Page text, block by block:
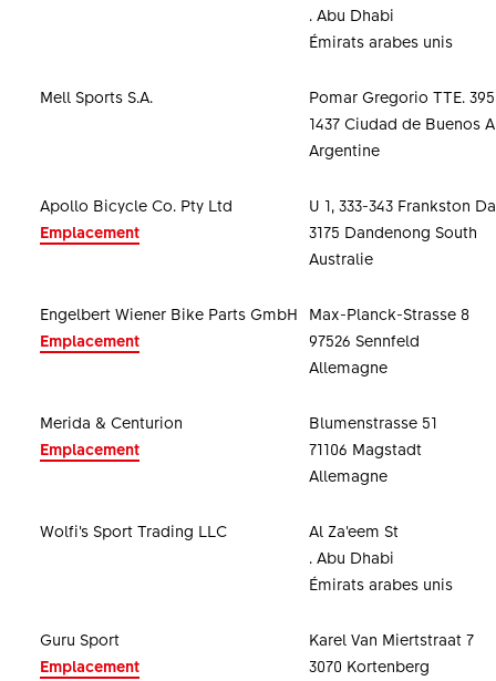
. Abu Dhabi
Émirats arabes unis
Mell Sports S.A.
Pomar Gregorio TTE.
1437 Ciudad de Buenos
Argentine
Apollo Bicycle Co. Pty Ltd
Emplacement
U 1, 333-343 Frankston
3175 Dandenong South
Australie
Engelbert Wiener Bike Parts GmbH
Emplacement
Max-Planck-Strasse 8
97526 Sennfeld
Allemagne
Merida & Centurion
Emplacement
Blumenstrasse 51
71106 Magstadt
Allemagne
Wolfi’s Sport Trading LLC
Al Za’eem St
. Abu Dhabi
Émirats arabes unis
Guru Sport
Emplacement
Karel Van Miertstraat 7
3070 Kortenberg